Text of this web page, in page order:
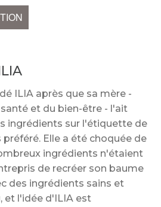
ILIA après que sa mère -
et du bien-être - l'ait
ingrédients sur l'étiquette de
Elle a été choquée de
ingrédients n'étaient
de recréer son baume
des ingrédients sains et
et l'idée d'ILIA est